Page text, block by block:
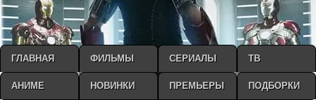
ГЛАВНАЯ ФИЛЬМЫ СЕРИАЛЫ ТВ
АНИМЕ НОВИНКИ ПРЕМЬЕРЫ ПОДБОРКИ